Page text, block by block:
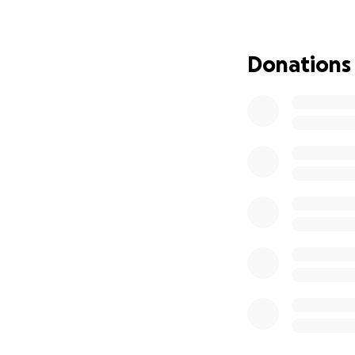
vida. Necesito
este dolor físico
Donations